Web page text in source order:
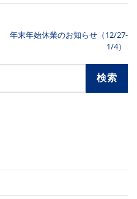
年末年始休業のお知らせ（12/27-
1/4）